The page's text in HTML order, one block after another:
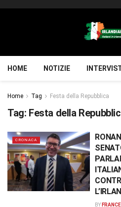
HOME NOTIZIE
Home Tag Festa della Repubblica
Tag: Festa della
CRONACA
BY